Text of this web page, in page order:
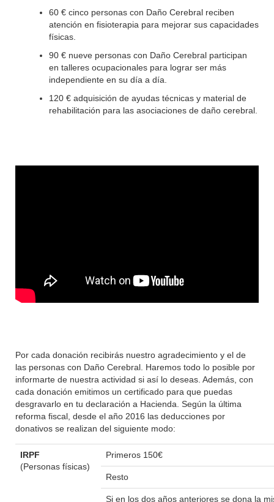
60 € cinco personas con Daño Cerebral reciben
atención en fisioterapia para mejorar sus capacidades
físicas.
90 € nueve personas con Daño Cerebral participan
en talleres ocupacionales para lograr ser más
independiente en su día a día.
120 € adquisición de ayudas técnicas y material de
rehabilitación para las asociaciones de daño cerebral.
Por cada donación recibirás nuestro agradecimiento y el de
las personas con Daño Cerebral. Haremos todo lo posible por
informarte de nuestra actividad si así lo deseas. Además, con
cada donación emitimos un certificado para que puedas
desgravarlo en tu declaración a Hacienda. Según la última
reforma fiscal, desde el año 2016 las deducciones por
donativos se realizan del siguiente modo:
IRPF
(Personas físicas)
Primeros 150€
Resto
Si en los dos años anteriores se dona la